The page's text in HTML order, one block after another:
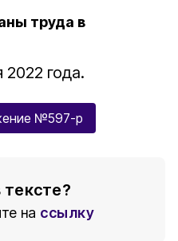
труда в
года.
№597-р
на ссылку